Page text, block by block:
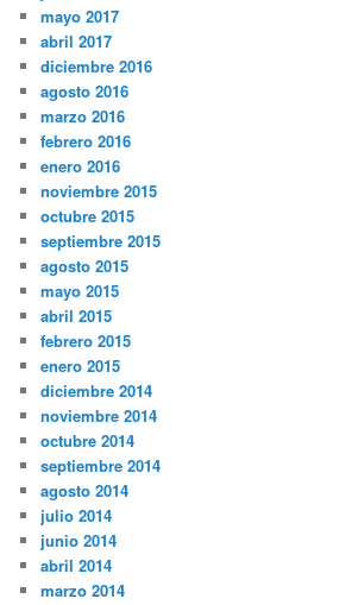
mayo 2017
abril 2017
diciembre 2016
agosto 2016
marzo 2016
febrero 2016
enero 2016
noviembre 2015
octubre 2015
septiembre 2015
agosto 2015
mayo 2015
abril 2015
febrero 2015
enero 2015
diciembre 2014
noviembre 2014
octubre 2014
septiembre 2014
agosto 2014
julio 2014
junio 2014
abril 2014
marzo 2014